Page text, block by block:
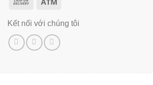
Kết nối với chúng tôi